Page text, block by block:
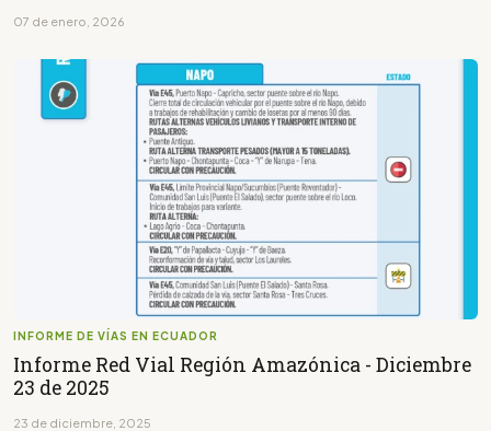
07 de enero, 2026
INFORME DE VÍAS EN ECUADOR
Informe Red Vial Región Amazónica - Diciembre
23 de 2025
23 de diciembre, 2025